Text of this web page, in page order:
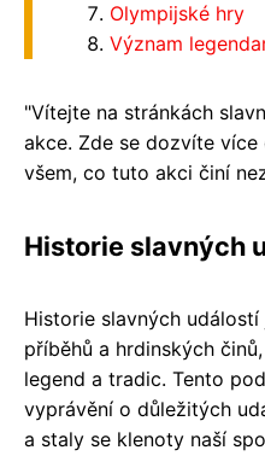
Olympijské hry
Význam
"Vítejte na stránkách
akce. Zde se dozvíte
všem, co tuto akci činí
Historie slavných
Historie slavných
příběhů a hrdinských
legend a tradic. Tento
vyprávění o důležitých
a staly se klenoty naší